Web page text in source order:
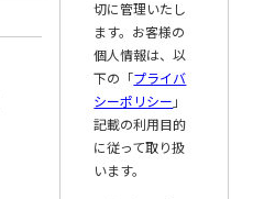
切に管理いたし
ます。お客様の
個人情報は、以
下の「プライバ
シーポリシー 」
記載の利用目的
に従って取り扱
います。